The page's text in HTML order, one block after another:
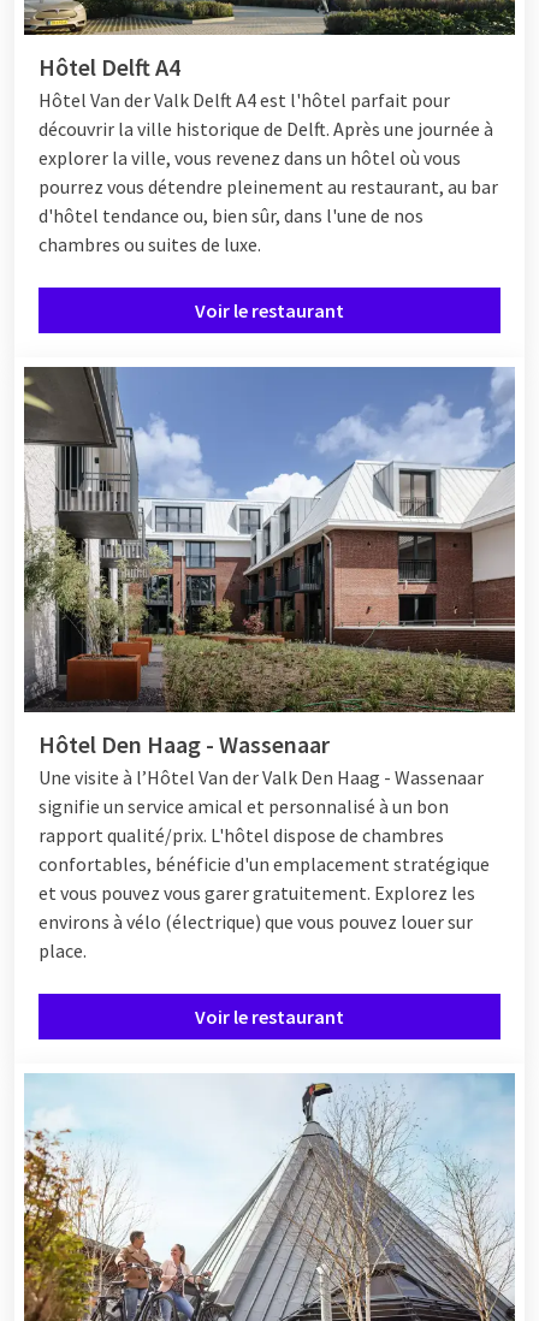
Hôtel Delft A4
Hôtel Van der Valk Delft A4 est l'hôtel parfait pour
découvrir la ville historique de Delft. Après une journée à
explorer la ville, vous revenez dans un hôtel où vous
pourrez vous détendre pleinement au restaurant, au bar
d'hôtel tendance ou, bien sûr, dans l'une de nos
chambres ou suites de luxe.
Voir le restaurant
Hôtel Den Haag - Wassenaar
Une visite à l’Hôtel Van der Valk Den Haag - Wassenaar
signifie un service amical et personnalisé à un bon
rapport qualité/prix. L'hôtel dispose de chambres
confortables, bénéficie d'un emplacement stratégique
et vous pouvez vous garer gratuitement. Explorez les
environs à vélo (électrique) que vous pouvez louer sur
place.
Voir le restaurant